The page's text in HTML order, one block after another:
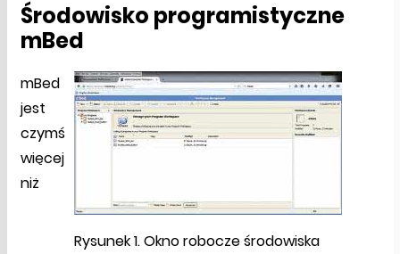
Środowisko programistyczne
mBed
Rysunek 1. Okno robocze środowiska
mBed
jest
czymś
więcej
niż